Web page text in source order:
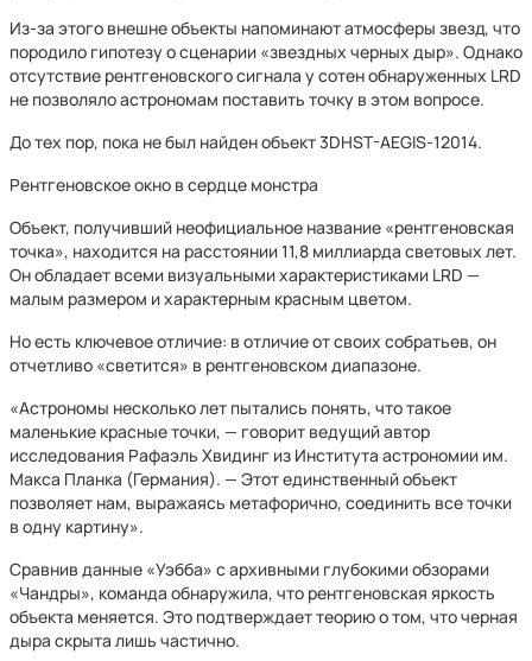
Из-за этого внешне объекты напоминают атмосферы звезд, что
породило гипотезу о сценарии «звездных черных дыр». Однако
отсутствие рентгеновского сигнала у сотен обнаруженных LRD
не позволяло астрономам поставить точку в этом вопросе.
До тех пор, пока не был найден объект 3DHST-AEGIS-12014.
Рентгеновское окно в сердце монстра
Объект, получивший неофициальное название «рентгеновская
точка», находится на расстоянии 11,8 миллиарда световых лет.
Он обладает всеми визуальными характеристиками LRD —
малым размером и характерным красным цветом.
Но есть ключевое отличие: в отличие от своих собратьев, он
отчетливо «светится» в рентгеновском диапазоне.
«Астрономы несколько лет пытались понять, что такое
маленькие красные точки, — говорит ведущий автор
исследования Рафаэль Хвидинг из Института астрономии им.
Макса Планка (Германия). — Этот единственный объект
позволяет нам, выражаясь метафорично, соединить все точки
в одну картину».
Сравнив данные «Уэбба» с архивными глубокими обзорами
«Чандры», команда обнаружила, что рентгеновская яркость
объекта меняется. Это подтверждает теорию о том, что черная
дыра скрыта лишь частично.